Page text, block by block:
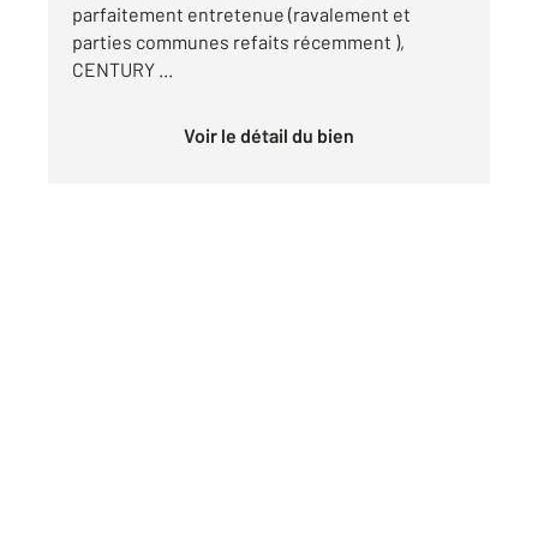
parfaitement entretenue (ravalement et
parties communes refaits récemment ),
CENTURY ...
Voir le détail du bien